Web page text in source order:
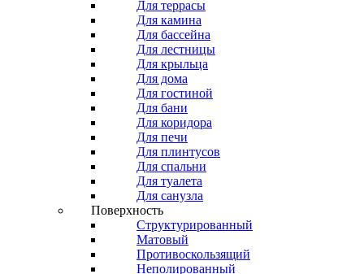
Для террасы
Для камина
Для бассейна
Для лестницы
Для крыльца
Для дома
Для гостиной
Для бани
Для коридора
Для печи
Для плинтусов
Для спальни
Для туалета
Для санузла
Поверхность
Структурированный
Матовый
Противоскользящий
Неполированный